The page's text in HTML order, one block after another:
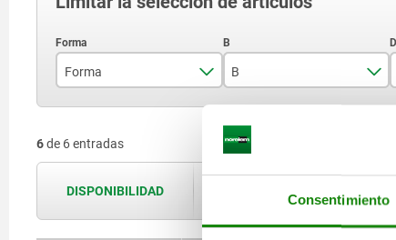
Consentimiento
Forma
C
D
B
9
18
6de 6 entradas
DISPONIBILIDAD